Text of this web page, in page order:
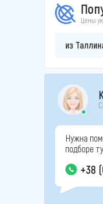
Цены
из
Нужна
подборе
+38